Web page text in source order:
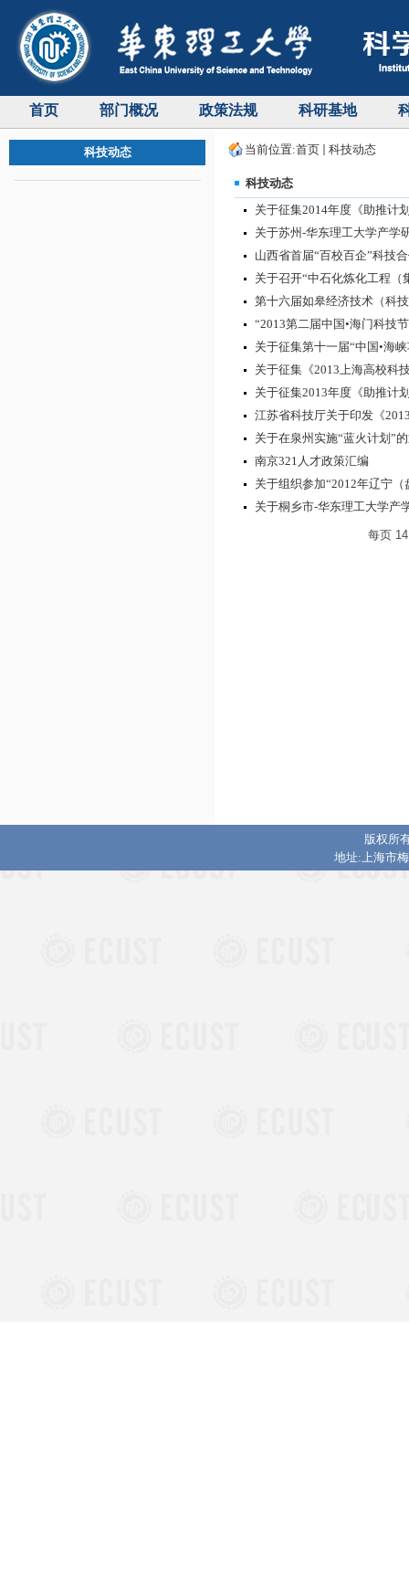
首页 部门概况 政策法规 科研基地
科技动态 当前位置:首页 科技动态
科技动态
关于征集2014年度《助推计
关于苏州-华东理工大学产学
山西省首届“百校百企”科技
关于召开“中石化炼化工程
第十六届如皋经济技术（科
“2013第二届中国•海门科技
关于征集第十一届“中国•海
关于征集《2013上海高校科
关于征集2013年度《助推计
江苏省科技厅关于印发《
关于在泉州实施“蓝火计划”
南京321人才政策汇编
关于组织参加“2012年辽宁
关于桐乡市-华东理工大学产
每页 14
版权所
地址:上海市